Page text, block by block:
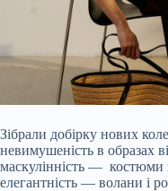
Зібрали добірку нових
невимушеність в образах
маскулінність — костюми
елегантність — волани і